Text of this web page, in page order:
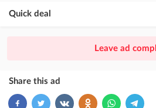
Quick deal
ad placement above VIP + paid promotion on
VIP
ad placement above free ads
Leave ad
Share this ad